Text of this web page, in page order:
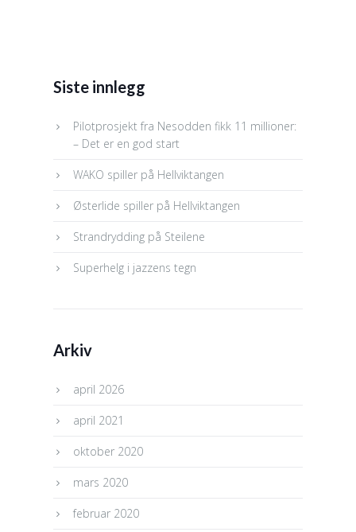
Siste innlegg
Pilotprosjekt fra Nesodden fikk 11 millioner:
– Det er en god start
WAKO spiller på Hellviktangen
Østerlide spiller på Hellviktangen
Strandrydding på Steilene
Superhelg i jazzens tegn
Arkiv
april 2026
april 2021
oktober 2020
mars 2020
februar 2020